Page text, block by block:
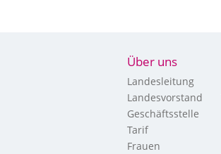
Über uns
Landesleitung
Landesvorstand
Geschäftsstelle
Tarif
Frauen